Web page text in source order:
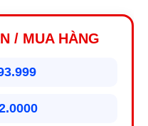
/ MUA HÀNG